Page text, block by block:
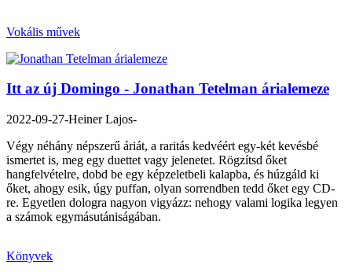
Vokális művek
Itt az új Domingo - Jonathan Tetelman árialemeze
2022-09-27-Heiner Lajos-
Végy néhány népszerű áriát, a raritás kedvéért egy-két kevésbé
ismertet is, meg egy duettet vagy jelenetet. Rögzítsd őket
hangfelvételre, dobd be egy képzeletbeli kalapba, és húzgáld ki
őket, ahogy esik, úgy puffan, olyan sorrendben tedd őket egy CD-
re. Egyetlen dologra nagyon vigyázz: nehogy valami logika legyen
a számok egymásutániságában.
Könyvek